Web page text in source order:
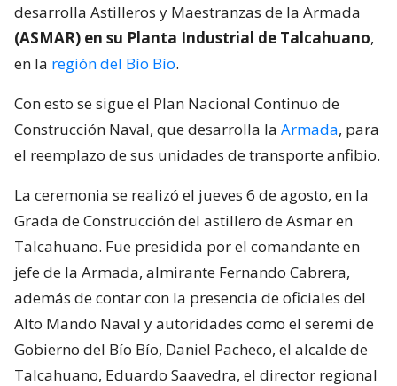
desarrolla Astilleros y Maestranzas de la Armada
(ASMAR) en su Planta Industrial de Talcahuano,
en la región del Bío Bío.
Con esto se sigue el Plan Nacional Continuo de
Construcción Naval, que desarrolla la Armada, para
el reemplazo de sus unidades de transporte anfibio.
La ceremonia se realizó el jueves 6 de agosto, en la
Grada de Construcción del astillero de Asmar en
Talcahuano. Fue presidida por el comandante en
jefe de la Armada, almirante Fernando Cabrera,
además de contar con la presencia de oficiales del
Alto Mando Naval y autoridades como el seremi de
Gobierno del Bío Bío, Daniel Pacheco, el alcalde de
Talcahuano, Eduardo Saavedra, el director regional